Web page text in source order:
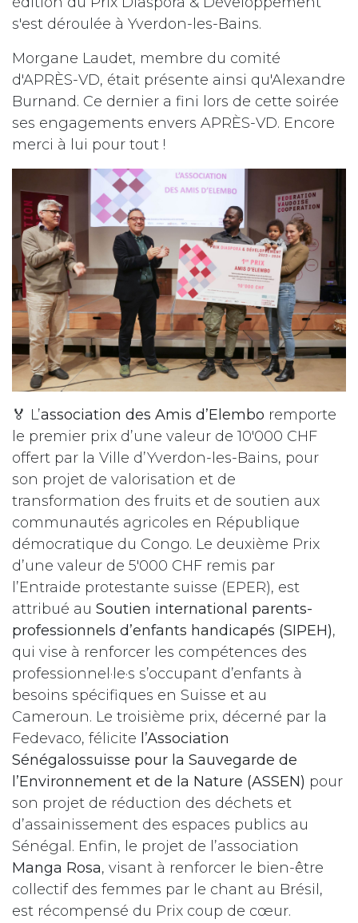
s'est déroulée à Yverdon-les-Bains.
Morgane Laudet, membre du comité
d'APRÈS-VD, était présente ainsi qu'Alexandre
Burnand. Ce dernier a fini lors de cette soirée
ses engagements envers APRÈS-VD. Encore
merci à lui pour tout !
🏅 L’association des Amis d’Elembo remporte
le premier prix d’une valeur de 10'000 CHF
offert par la Ville d’Yverdon-les-Bains, pour
son projet de valorisation et de
transformation des fruits et de soutien aux
communautés agricoles en République
démocratique du Congo. Le deuxième Prix
d’une valeur de 5'000 CHF remis par
l’Entraide protestante suisse (EPER), est
attribué au Soutien international parents-
professionnels d’enfants handicapés (SIPEH),
qui vise à renforcer les compétences des
professionnel·le·s s’occupant d’enfants à
besoins spécifiques en Suisse et au
Cameroun. Le troisième prix, décerné par la
Fedevaco, félicite l’Association
Sénégalossuisse pour la Sauvegarde de
l’Environnement et de la Nature (ASSEN) pour
son projet de réduction des déchets et
d’assainissement des espaces publics au
Sénégal. Enfin, le projet de l’association
Manga Rosa, visant à renforcer le bien-être
collectif des femmes par le chant au Brésil,
est récompensé du Prix coup de cœur.